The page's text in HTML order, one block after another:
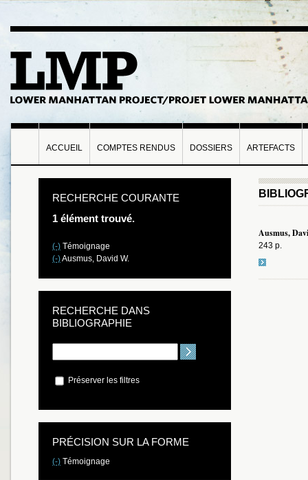
ACCUEIL COMPTES RENDUS DOSSIERS ARTEFACTS
Ausmus,
243 p.
RECHERCHE COURANTE
1 élément trouvé.
(-) Témoignage
(-)Ausmus, David W.
RECHERCHE DANS
BIBLIOGRAPHIE
Préserver les filtres
PRÉCISION SUR LA FORME
(-) Témoignage